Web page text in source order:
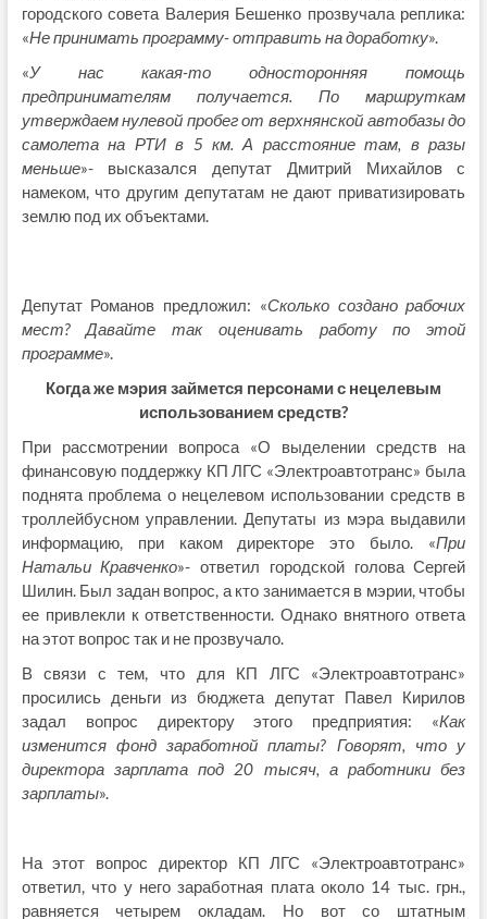
городского совета Валерия Бешенко прозвучала реплика:
«Не принимать программу- отправить на доработку».
«У нас какая-то односторонняя помощь
предпринимателям получается. По маршруткам
утверждаем нулевой пробег от верхнянской автобазы до
самолета на РТИ в 5 км. А расстояние там, в разы
меньше»- высказался депутат Дмитрий Михайлов с
намеком, что другим депутатам не дают приватизировать
землю под их объектами.
Депутат Романов предложил: «Сколько создано рабочих
мест? Давайте так оценивать работу по этой
программе».
Когда же мэрия займется персонами с нецелевым
использованием средств?
При рассмотрении вопроса «О выделении средств на
финансовую поддержку КП ЛГС «Электроавтотранс» была
поднята проблема о нецелевом использовании средств в
троллейбусном управлении. Депутаты из мэра выдавили
информацию, при каком директоре это было. «При
Натальи Кравченко»- ответил городской голова Сергей
Шилин. Был задан вопрос, а кто занимается в мэрии, чтобы
ее привлекли к ответственности. Однако внятного ответа
на этот вопрос так и не прозвучало.
В связи с тем, что для КП ЛГС «Электроавтотранс»
просились деньги из бюджета депутат Павел Кирилов
задал вопрос директору этого предприятия: «Как
изменится фонд заработной платы? Говорят, что у
директора зарплата под 20 тысяч, а работники без
зарплаты».
На этот вопрос директор КП ЛГС «Электроавтотранс»
ответил, что у него заработная плата около 14 тыс. грн.,
равняется четырем окладам. Но вот со штатным